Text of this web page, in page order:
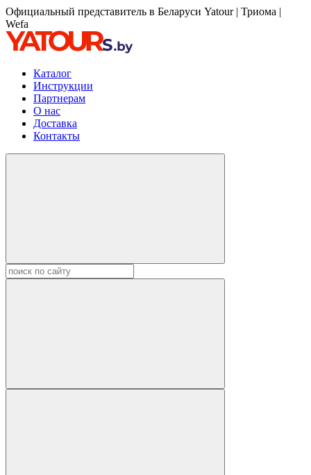
Официальный представитель в Беларуси Yatour | Триома |
Wefa
Каталог
Инструкции
Партнерам
О нас
Доставка
Контакты